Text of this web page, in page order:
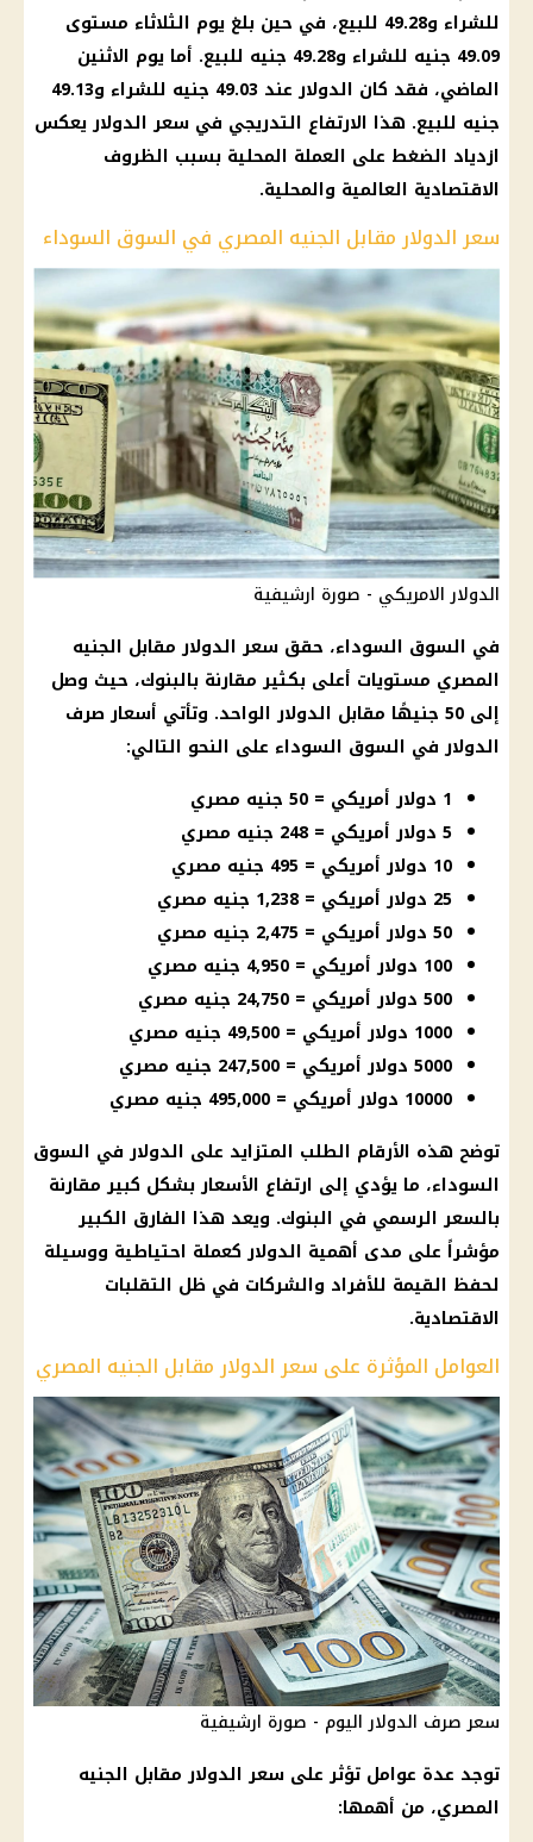
للشراء و49.28 للبيع، في حين بلغ يوم الثلاثاء مستوى
49.09 جنيه للشراء و49.28 جنيه للبيع. أما يوم الاثنين
الماضي، فقد كان الدولار عند 49.03 جنيه للشراء و49.13
جنيه للبيع. هذا الارتفاع التدريجي في سعر الدولار يعكس
ازدياد الضغط على العملة المحلية بسبب الظروف
الاقتصادية العالمية والمحلية.
سعر الدولار مقابل الجنيه المصري في السوق السوداء
الدولار الامريكي - صورة ارشيفية
في السوق السوداء، حقق سعر الدولار مقابل الجنيه
المصري مستويات أعلى بكثير مقارنة بالبنوك، حيث وصل
إلى 50 جنيهًا مقابل الدولار الواحد. وتأتي أسعار صرف
الدولار في السوق السوداء على النحو التالي:
1 دولار أمريكي = 50 جنيه مصري
5 دولار أمريكي = 248 جنيه مصري
10 دولار أمريكي = 495 جنيه مصري
25 دولار أمريكي = 1,238 جنيه مصري
50 دولار أمريكي = 2,475 جنيه مصري
100 دولار أمريكي = 4,950 جنيه مصري
500 دولار أمريكي = 24,750 جنيه مصري
1000 دولار أمريكي = 49,500 جنيه مصري
5000 دولار أمريكي = 247,500 جنيه مصري
10000 دولار أمريكي = 495,000 جنيه مصري
توضح هذه الأرقام الطلب المتزايد على الدولار في السوق
السوداء، ما يؤدي إلى ارتفاع الأسعار بشكل كبير مقارنة
بالسعر الرسمي في البنوك. ويعد هذا الفارق الكبير
مؤشراً على مدى أهمية الدولار كعملة احتياطية ووسيلة
لحفظ القيمة للأفراد والشركات في ظل التقلبات
الاقتصادية.
العوامل المؤثرة على سعر الدولار مقابل الجنيه المصري
سعر صرف الدولار اليوم - صورة ارشيفية
توجد عدة عوامل تؤثر على سعر الدولار مقابل الجنيه
المصري، من أهمها: